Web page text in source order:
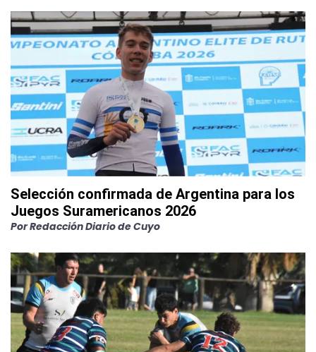
Selección confirmada de Argentina para los
Juegos Suramericanos 2026
PorRedacción Diario de Cuyo